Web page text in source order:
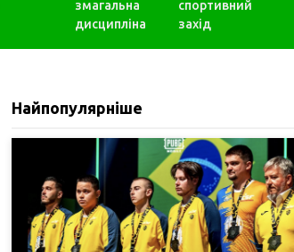
змагальна
дисципліна
спортивний
захід
Найпопулярніше